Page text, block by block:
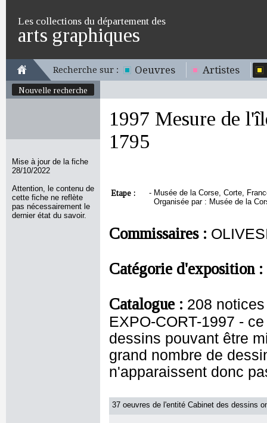
Les collections du département des
arts graphiques
Recherche sur : Oeuvres Artistes
Nouvelle recherche
Mise à jour de la fiche
28/10/2022
Attention, le contenu de
cette fiche ne reflète
pas nécessairement le
dernier état du savoir.
1997 Mesure de
1795
Etape : - Musée de la Corse, Corte,
Organisée par : Musée de la
Commissaires :
Catégorie d'exposition :
Catalogue : 208
EXPO-CORT-1997 -
dessins pouvant être
grand nombre de
n'apparaissent donc
37 oeuvres de l'entité Cabinet des dessins